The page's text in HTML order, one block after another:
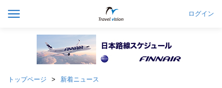
ログイン
トップページ 新着ニュース